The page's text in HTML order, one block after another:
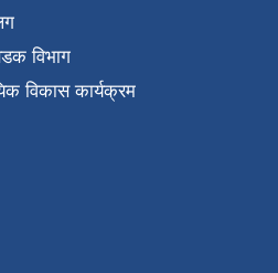
विभाग
विकास कार्यक्रम